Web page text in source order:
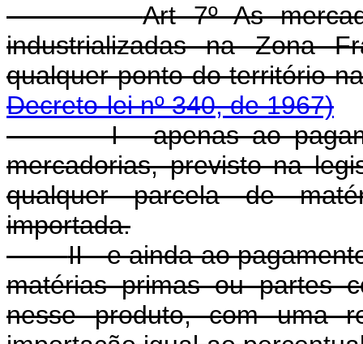
Art 7º As
industrializadas na Zona
qualquer ponto do
Decreto-lei nº 340, de 1967)
I - apenas ao
mercadorias, previsto na
qualquer parcela de
importada.
II - e ainda ao
matérias primas ou partes
nesse produto, com uma